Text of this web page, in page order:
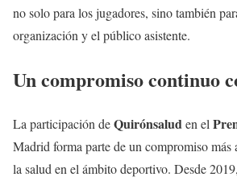
no solo para los jugadores, sino también
organización y el público asistente.
Un compromiso continuo
La participación deQuirónsaluden el
Madrid forma parte de un compromiso
la salud en el ámbito deportivo. Desde 2019,